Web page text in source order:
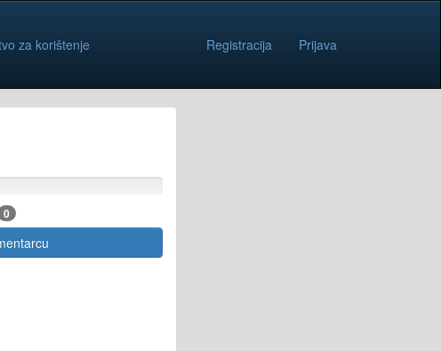
za korištenje Registracija Prijava
0